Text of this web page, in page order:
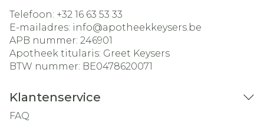
Telefoon: +32 16 63 53 33
E-mailadres: info@apotheekkeysers.be
APB nummer: 246901
Apotheek titularis: Greet Keysers
BTW nummer: BE0478620071
Klantenservice
FAQ